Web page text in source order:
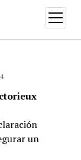
open
menu
un